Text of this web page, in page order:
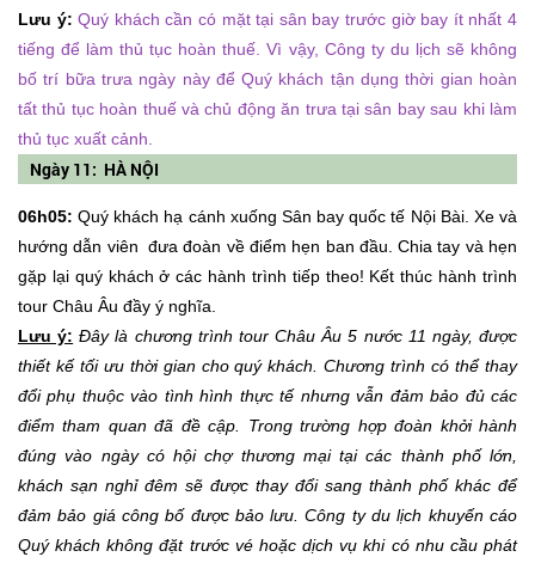
Lưu ý: Quý khách cần có mặt tại sân bay trước giờ bay ít nhất 4
tiếng để làm thủ tục hoàn thuế. Vì vậy, Công ty du lịch sẽ không
bố trí bữa trưa ngày này để Quý khách tận dụng thời gian hoàn
tất thủ tục hoàn thuế và chủ động ăn trưa tại sân bay sau khi làm
thủ tục xuất cảnh.
Ngày 11: HÀ NỘI
06h05: Quý khách hạ cánh xuống Sân bay quốc tế Nội Bài. Xe và
hướng dẫn viên đưa đoàn về điểm hẹn ban đầu. Chia tay và hẹn
gặp lại quý khách ở các hành trình tiếp theo! Kết thúc hành trình
tour Châu Âu đầy ý nghĩa.
Lưu ý: Đây là chương trình tour Châu Âu 5 nước 11 ngày, được
thiết kế tối ưu thời gian cho quý khách. Chương trình có thể thay
đổi phụ thuộc vào tình hình thực tế nhưng vẫn đảm bảo đủ các
điểm tham quan đã đề cập. Trong trường hợp đoàn khởi hành
đúng vào ngày có hội chợ thương mại tại các thành phố lớn,
khách sạn nghỉ đêm sẽ được thay đổi sang thành phố khác để
đảm bảo giá công bố được bảo lưu. Công ty du lịch khuyến cáo
Quý khách không đặt trước vé hoặc dịch vụ khi có nhu cầu phát